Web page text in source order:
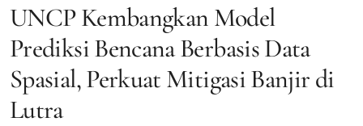
Rp339
Juta,
Langkah
Pemkot
Antisipasi
IN
UNCP Kembangkan Model
Prediksi Bencana Berbasis Data
Spasial, Perkuat Mitigasi Banjir di
Lutra